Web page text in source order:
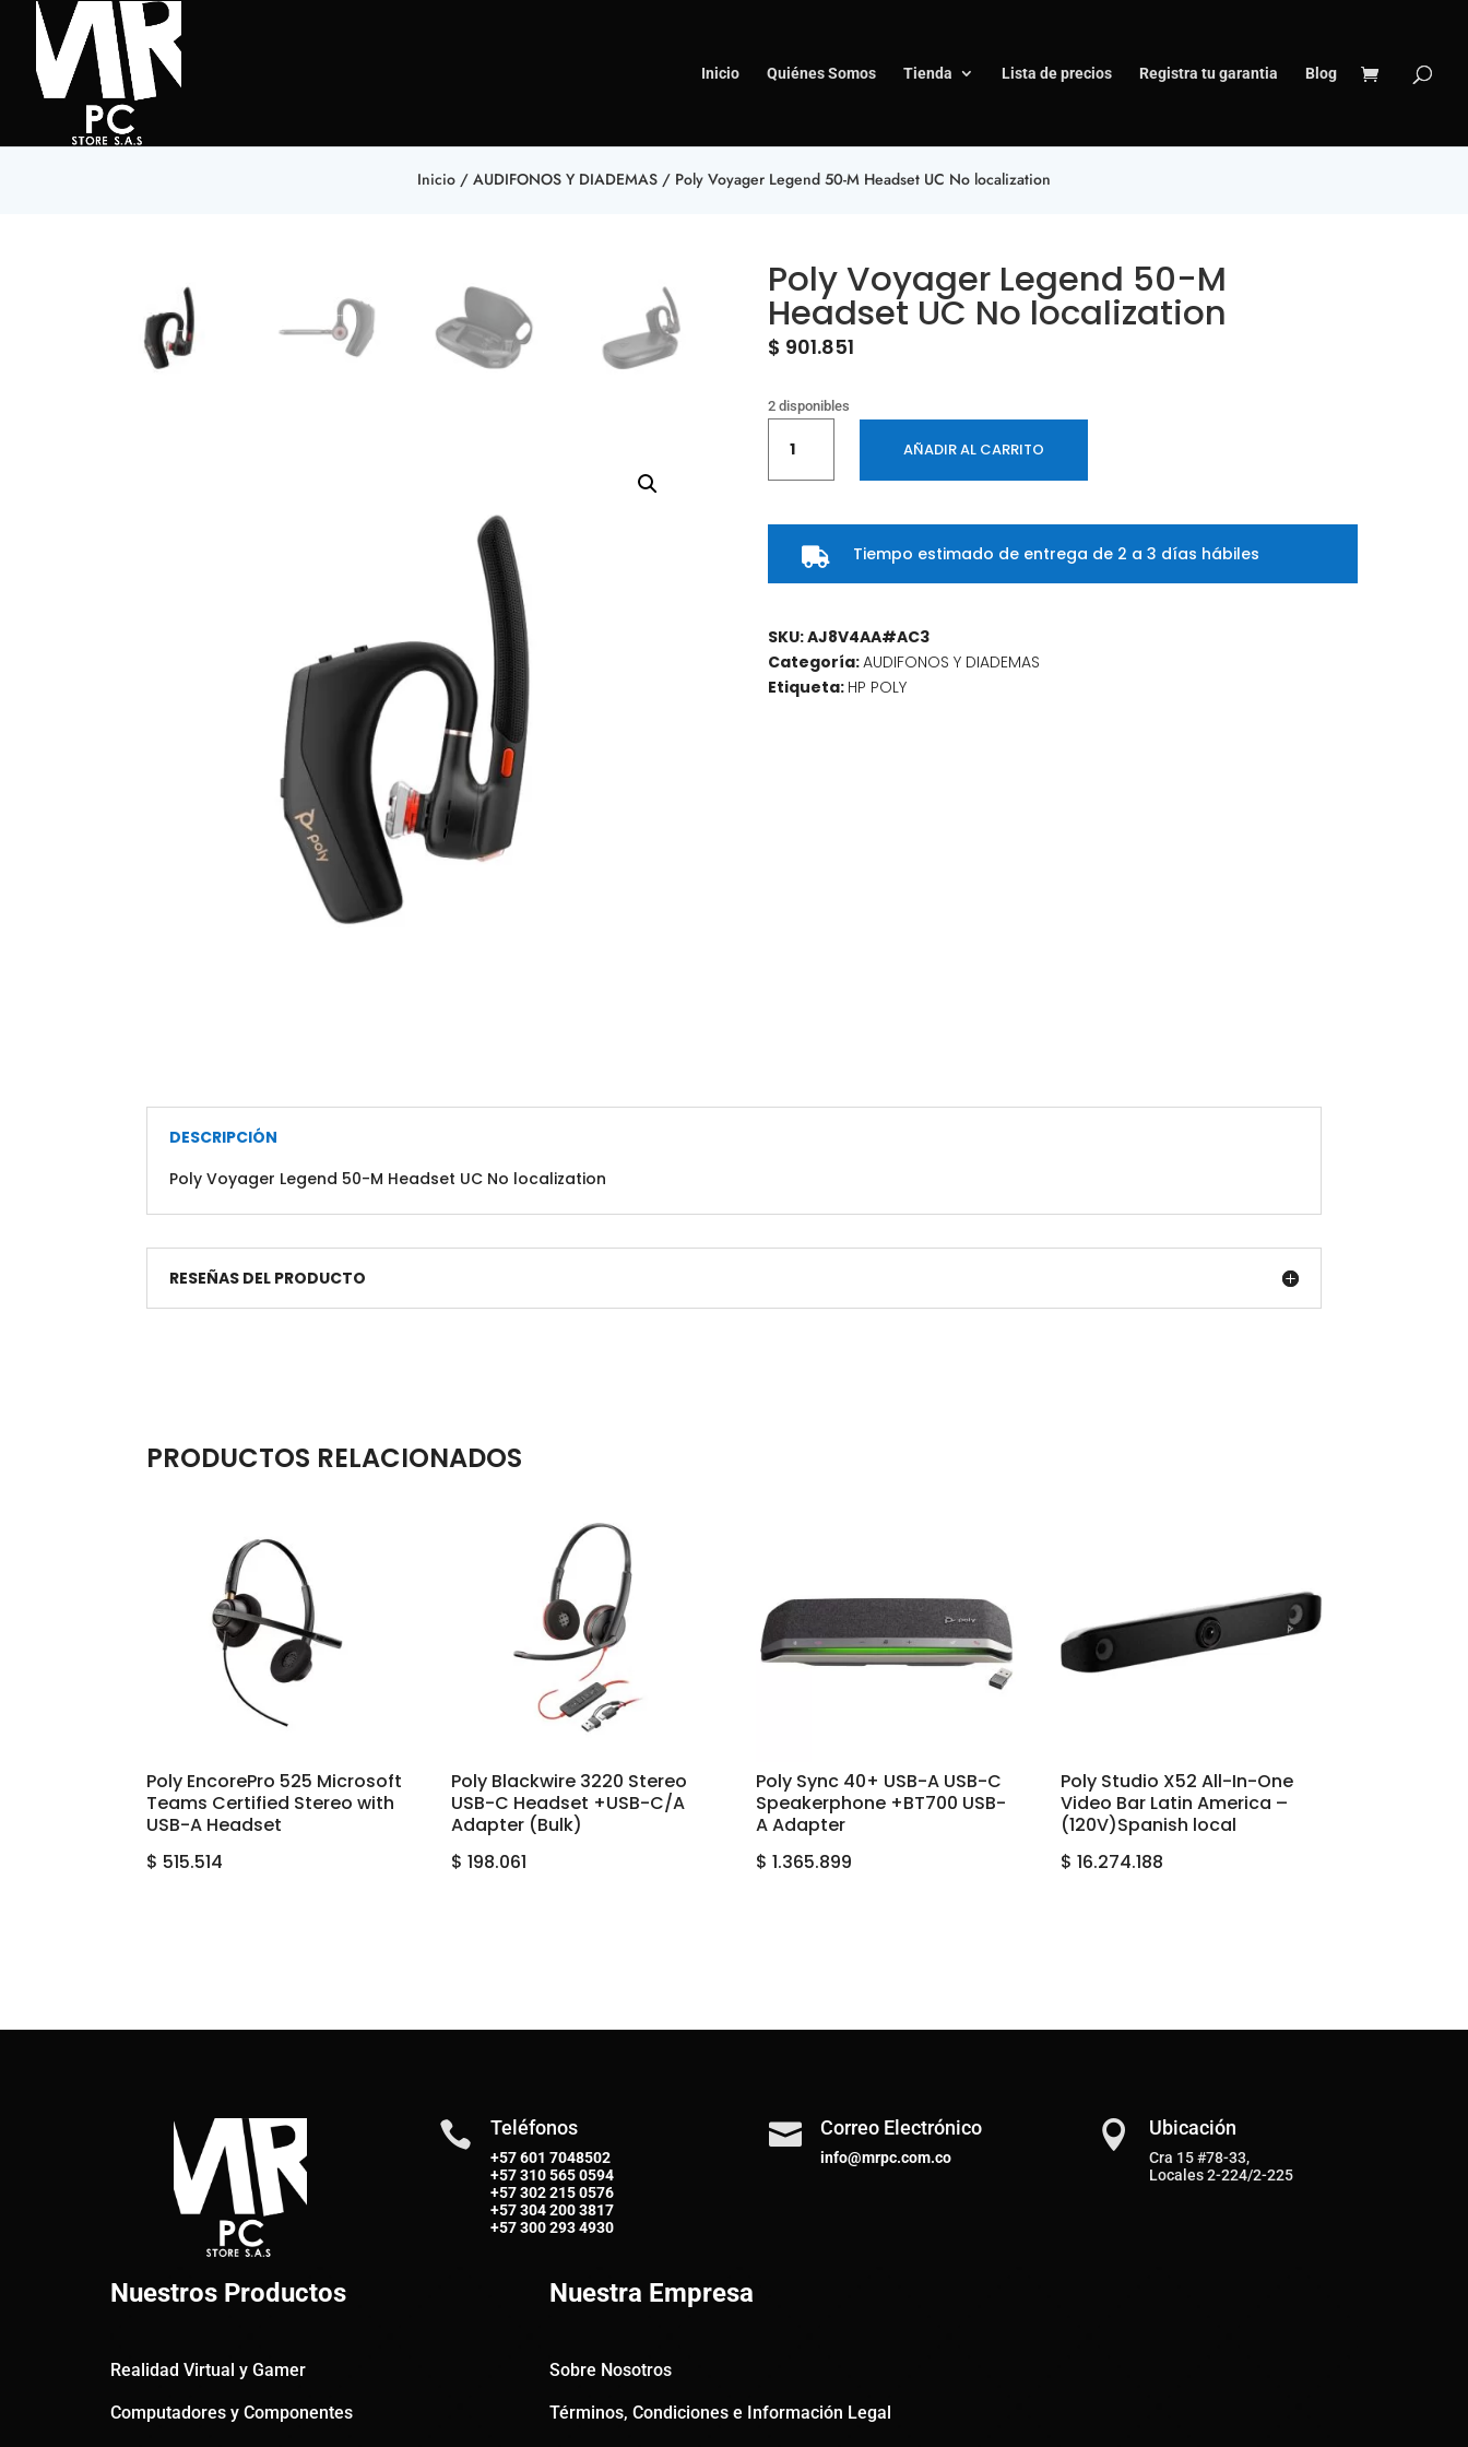
Inicio Quiénes Somos Tienda Lista de precios Registra tu garantia Blog
Inicio / AUDIFONOS Y DIADEMAS / Poly Voyager Legend 50-M Headset UC No localization
Poly Voyager Legend 50-M
Headset UC No localization
$ 901.851
2 disponibles
Voyager
Legend
M
Headset
UC
localization
cantidad
AÑADIR AL CARRITO
 Tiempo estimado de entrega de 2 a 3 días hábiles
SKU:AJ8V4AA#AC3
Categoría:AUDIFONOS Y DIADEMAS
Etiqueta: HP POLY
DESCRIPCIÓN
Poly Voyager Legend 50-M Headset UC No localization
RESEÑAS DEL PRODUCTO
PRODUCTOS RELACIONADOS
Poly EncorePro 525 Microsoft
Teams Certified Stereo with
USB-A Headset
$ 515.514
Poly Blackwire 3220 Stereo
USB-C Headset +USB-C/A
Adapter (Bulk)
$ 198.061
Poly Sync 40+ USB-A USB-C
Speakerphone +BT700 USB-
A Adapter
$ 1.365.899
Poly Studio X52 All-In-One
Video Bar Latin America –
(120V)Spanish local
$ 16.274.188
 Teléfonos
+57 601 7048502
+57310 565 0594
+57302 215 0576
+57304 200 3817
+57300 293 4930
 Correo Electrónico
info@mrpc.com.co
 Ubicación
Cra 15 #78-33,
Locales 2-224/2-225
Nuestros Productos
Realidad Virtual y Gamer
Computadores y Componentes
Nuestra Empresa
Sobre Nosotros
Términos, Condiciones e Información Legal